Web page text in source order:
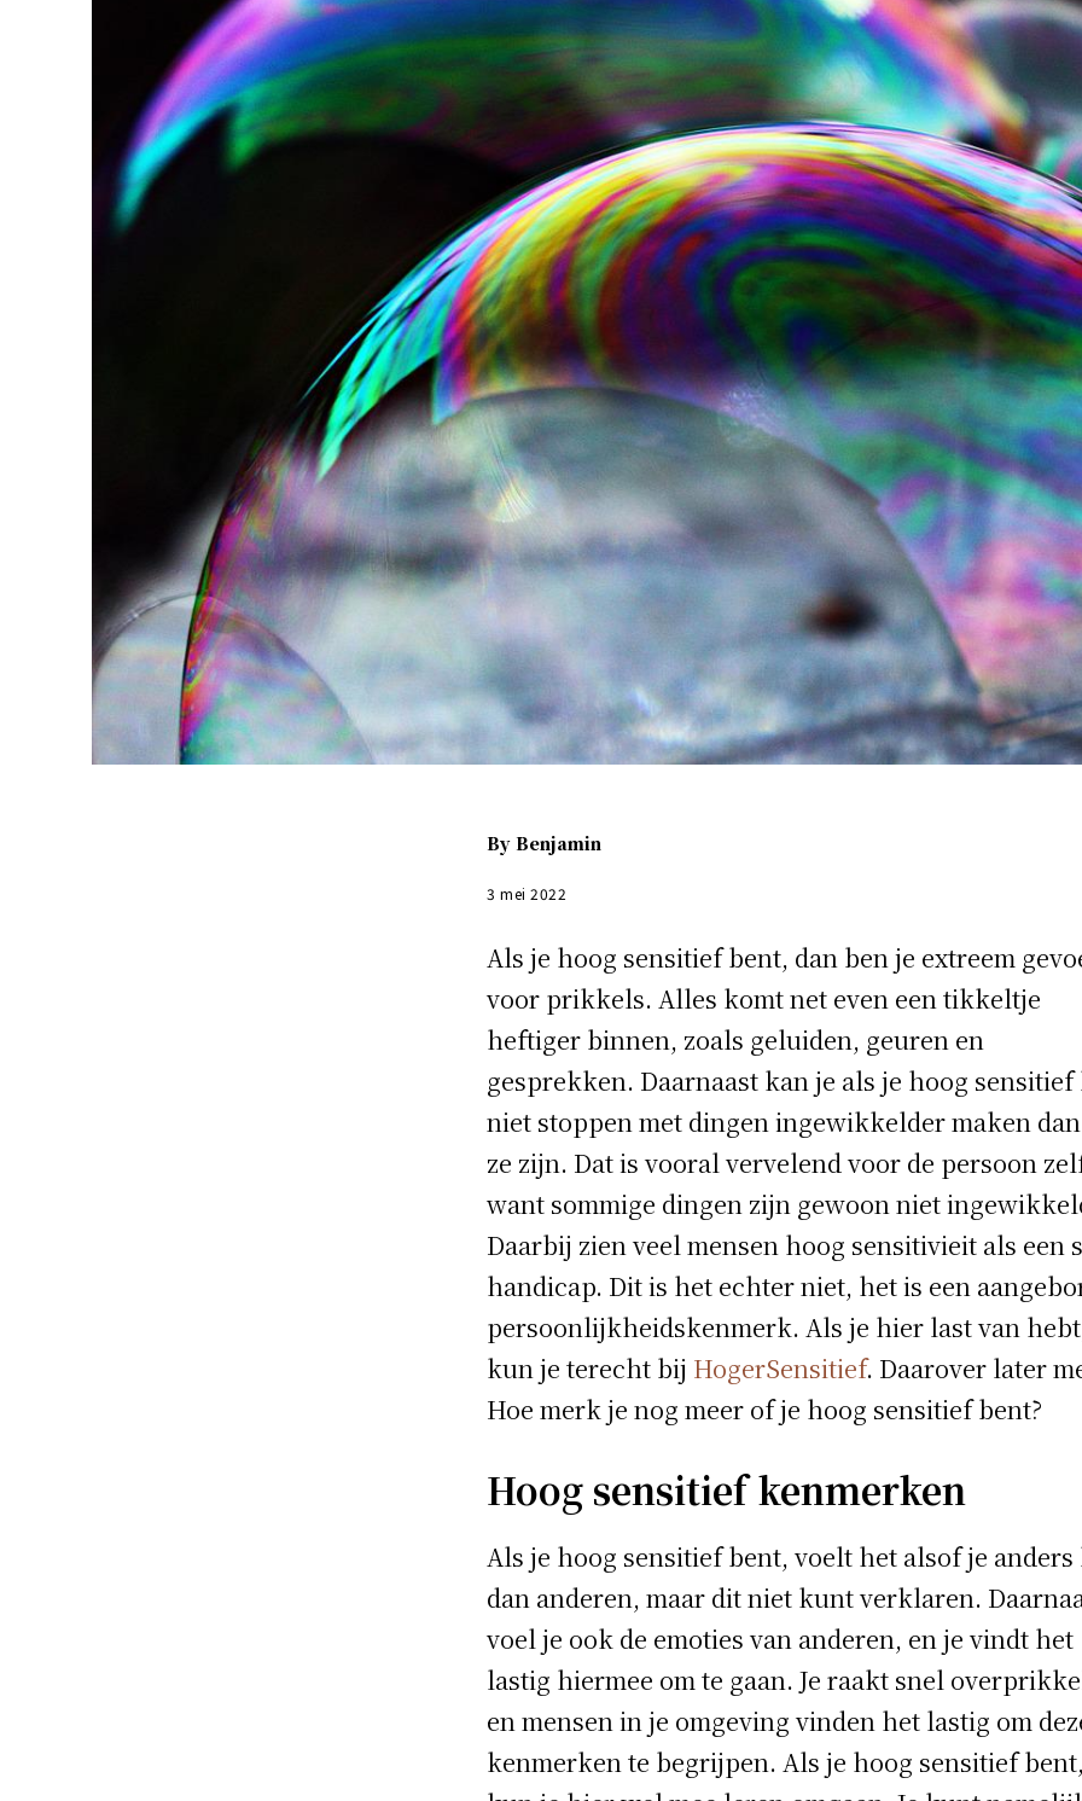
By Benjamin
3 mei 2022
Als je hoog sensitief bent, dan ben je extreem
voor prikkels. Alles komt net even een tikkeltje
heftiger binnen, zoals geluiden, geuren en
gesprekken. Daarnaast kan je als je hoog sensitief
niet stoppen met dingen ingewikkelder maken
ze zijn. Dat is vooral vervelend voor de persoon
want sommige dingen zijn gewoon niet
Daarbij zien veel mensen hoog sensitivieit als een
handicap. Dit is het echter niet, het is een
persoonlijkheidskenmerk. Als je hier last van
kun je terecht bij HogerSensitief. Daarover later
Hoe merk je nog meer of je hoog sensitief bent?
Hoog sensitief kenmerken
Als je hoog sensitief bent, voelt het alsof je anders
dan anderen, maar dit niet kunt verklaren.
voel je ook de emoties van anderen, en je vindt het
lastig hiermee om te gaan. Je raakt snel
en mensen in je omgeving vinden het lastig om
kenmerken te begrijpen. Als je hoog sensitief bent,